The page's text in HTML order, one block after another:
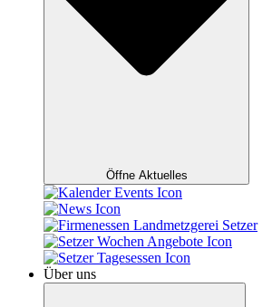
Öffne Aktuelles
Über uns